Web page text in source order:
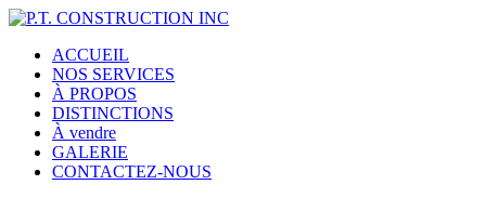
ACCUEIL
NOS SERVICES
À PROPOS
DISTINCTIONS
À vendre
GALERIE
CONTACTEZ-NOUS